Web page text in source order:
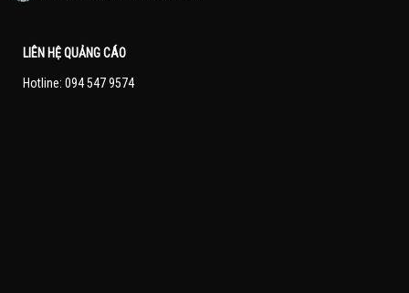
LIÊN HỆ QUẢNG CÁO
Hotline: 094 547 9574